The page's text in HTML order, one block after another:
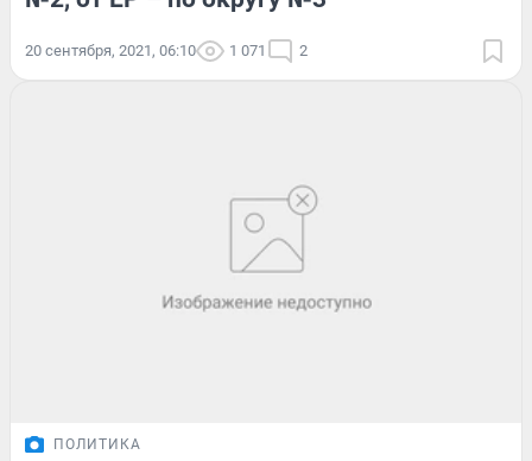
20 сентября, 2021, 06:10 1 071 2
ПОЛИТИКА